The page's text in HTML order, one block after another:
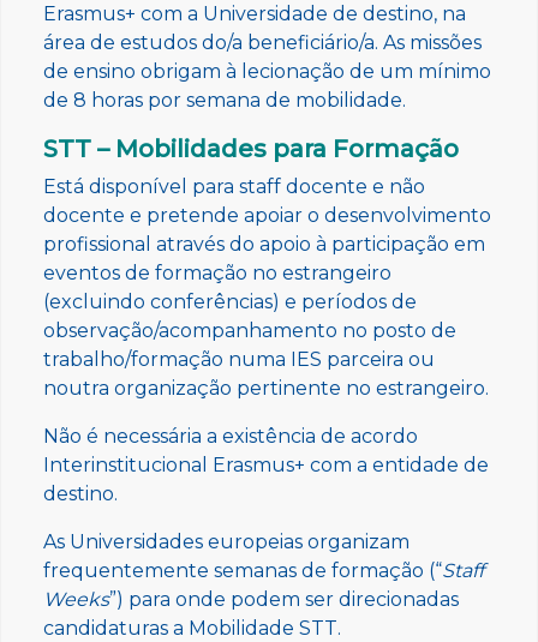
Erasmus+ com a Universidade de destino, na
área de estudos do/a beneficiário/a. As missões
de ensino obrigam à lecionação de um mínimo
de 8 horas por semana de mobilidade.
STT – Mobilidades para Formação
Está disponível para staff docente e não
docente e pretende apoiar o desenvolvimento
profissional através do apoio à participação em
eventos de formação no estrangeiro
(excluindo conferências) e períodos de
observação/acompanhamento no posto de
trabalho/formação numa IES parceira ou
noutra organização pertinente no estrangeiro.
Não é necessária a existência de acordo
Interinstitucional Erasmus+ com a entidade de
destino.
As Universidades europeias organizam
frequentemente semanas de formação (“Staff
Weeks”) para onde podem ser direcionadas
candidaturas a Mobilidade STT.